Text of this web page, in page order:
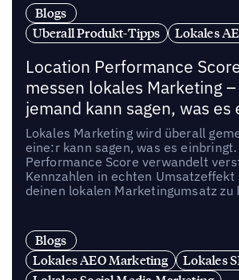
Blogs
Uberall Produkt-Tipps
Lokales
Location Performance
messen lokales Marketing
jemand kann sagen, was es
Lokales Marketing wird überall
eine:r kann sagen, was es
Performance Score verwandelt
Kennzahlen in echten Umsatzeffekt
deinen lokalen Marketingumsatz zu
Blogs
Lokales AEO Marketing
Lokales